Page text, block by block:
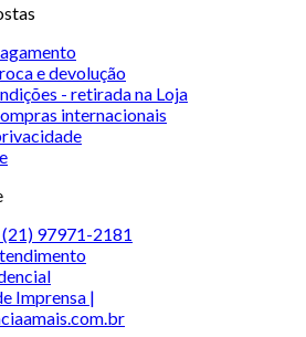
e devolução
- retirada na Loja
internacionais
97971-2181
Imprensa |